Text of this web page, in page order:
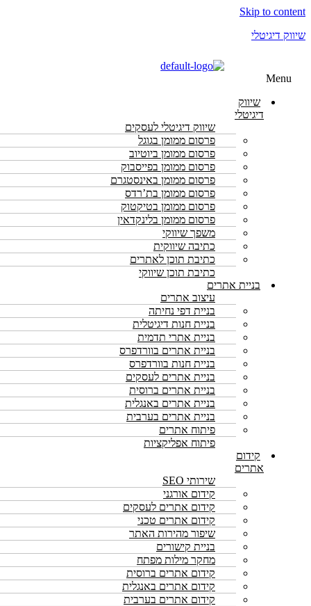
Skip to content
שיווק דיגיטלי
Menu
שיווק
דיגיטלי
שיווק דיגיטלי לעסקים
פרסום ממומן בגוגל
פרסום ממומן ביוטיוב
פרסום ממומן בפייסבוק
פרסום ממומן באינסטגרם
פרסום ממומן בת’רדס
פרסום ממומן בטיקטוק
פרסום ממומן בלינקדאין
משפך שיווקי
כתיבה שיווקית
כתיבת תוכן לאתרים
כתיבת תוכן שיווקי
בניית אתרים
עיצוב אתרים
בניית דפי נחיתה
בניית חנות דיגיטלית
בניית אתרי תדמית
בניית אתרים בוורדפרס
בניית חנות בוורדפרס
בניית אתרים לעסקים
בניית אתרים ברוסית
בניית אתרים באנגלית
בניית אתרים בערבית
פיתוח אתרים
פיתוח אפליקציות
קידום
אתרים
שירותי SEO
קידום אורגני
קידום אתרים לעסקים
קידום אתרים טכני
שיפור מהירות האתר
בניית קישורים
מחקר מילות מפתח
קידום אתרים ברוסית
קידום אתרים באנגלית
קידום אתרים בערבית